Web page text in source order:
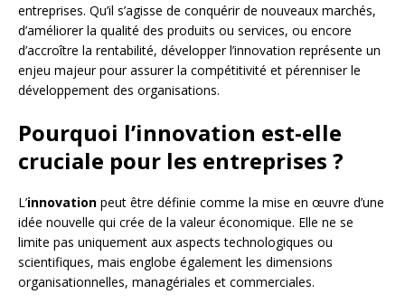
entreprises. Qu’il s’agisse de conquérir de nouveaux marchés,
d’améliorer la qualité des produits ou services, ou encore
d’accroître la rentabilité, développer l’innovation représente un
enjeu majeur pour assurer la compétitivité et pérenniser le
développement des organisations.
Pourquoi l’innovation est-elle
cruciale pour les entreprises ?
L’innovation peut être définie comme la mise en œuvre d’une
idée nouvelle qui crée de la valeur économique. Elle ne se
limite pas uniquement aux aspects technologiques ou
scientifiques, mais englobe également les dimensions
organisationnelles, managériales et commerciales.